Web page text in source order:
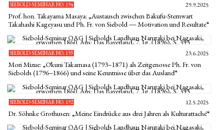
SIEBOLD-SEMINAR NO. 194 29.9.2025
Prof. hon. Takayama Masaya: „Austausch zwischen Bakufu-Sternwart
Takahashi Kageyasu und Ph. Fr. von Siebold ― Motivation und Resultate“
SIEBOLD-SEMINAR NO. 193 23.6.2025
Mori Mizue: „Ōkuni Takamasa (1793–1871) als Zeitgenosse Ph. Fr. von
Siebolds (1796–1866) und seine Kenntnisse über das Ausland“
SIEBOLD-SEMINAR NO. 192 12.5.2025
Dr. Söhnke Grothusen: „Meine Eindrücke aus drei Jahren als Kulturattaché“